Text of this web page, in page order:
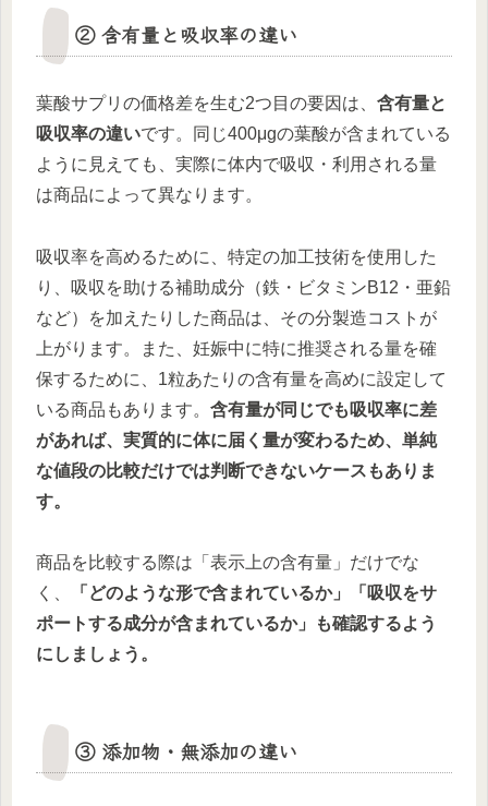
② 含有量と吸収率の違い
葉酸サプリの価格差を生む2つ目の要因は、 含有量と
吸収率の違いです。同じ400μgの葉酸が含まれている
ように見えても、実際に体内で吸収・利用される量
は商品によって異なります。
吸収率を高めるために、特定の加工技術を使用した
り、吸収を助ける補助成分（鉄・ビタミンB12・亜鉛
など）を加えたりした商品は、その分製造コストが
上がります。また、妊娠中に特に推奨される量を確
保するために、1粒あたりの含有量を高めに設定して
いる商品もあります。 含有量が同じでも吸収率に差
があれば、実質的に体に届く量が変わるため、単純
な値段の比較だけでは判断できないケースもありま
す。
商品を比較する際は「表示上の含有量」だけでな
く、
「どのような形で含まれているか」「吸収をサ
ポートする成分が含まれているか」も確認するよう
にしましょう。
③ 添加物・無添加の違い